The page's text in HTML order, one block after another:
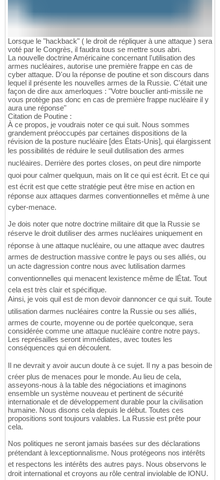
Lorsque le "hackback" ( le droit de répliquer à une attaque ) sera
voté par le Congrès, il faudra tous se mettre sous abri.
La nouvelle doctrine Américaine concernant l'utilisation des
armes nucléaires, autorise une première frappe en cas de
cyber attaque. D'ou la réponse de poutine et son discours dans
lequel il présente les nouvelles armes de la Russie. C'était une
façon de dire aux amerloques : "Votre bouclier anti-missile ne
vous protège pas donc en cas de première frappe nucléaire il y
aura une réponse"
Citation de Poutine :
À ce propos, je voudrais noter ce qui suit. Nous sommes
grandement préoccupés par certaines dispositions de la
révision de la posture nucléaire [des États-Unis], qui élargissent
les possibilités de réduire le seuil dutilisation des armes
nucléaires. Derrière des portes closes, on peut dire nimporte
quoi pour calmer quelquun, mais on lit ce qui est écrit. Et ce qui
est écrit est que cette stratégie peut être mise en action en
réponse aux attaques darmes conventionnelles et même à une
cyber-menace.
Je dois noter que notre doctrine militaire dit que la Russie se
réserve le droit dutiliser des armes nucléaires uniquement en
réponse à une attaque nucléaire, ou une attaque avec dautres
armes de destruction massive contre le pays ou ses alliés, ou
un acte dagression contre nous avec lutilisation darmes
conventionnelles qui menacent lexistence même de lÉtat. Tout
cela est très clair et spécifique.
Ainsi, je vois quil est de mon devoir dannoncer ce qui suit. Toute
utilisation darmes nucléaires contre la Russie ou ses alliés,
armes de courte, moyenne ou de portée quelconque, sera
considérée comme une attaque nucléaire contre notre pays.
Les représailles seront immédiates, avec toutes les
conséquences qui en découlent.
Il ne devrait y avoir aucun doute à ce sujet. Il ny a pas besoin de
créer plus de menaces pour le monde. Au lieu de cela,
asseyons-nous à la table des négociations et imaginons
ensemble un système nouveau et pertinent de sécurité
internationale et de développement durable pour la civilisation
humaine. Nous disons cela depuis le début. Toutes ces
propositions sont toujours valables. La Russie est prête pour
cela.
Nos politiques ne seront jamais basées sur des déclarations
prétendant à lexceptionnalisme. Nous protégeons nos intérêts
et respectons les intérêts des autres pays. Nous observons le
droit international et croyons au rôle central inviolable de lONU.